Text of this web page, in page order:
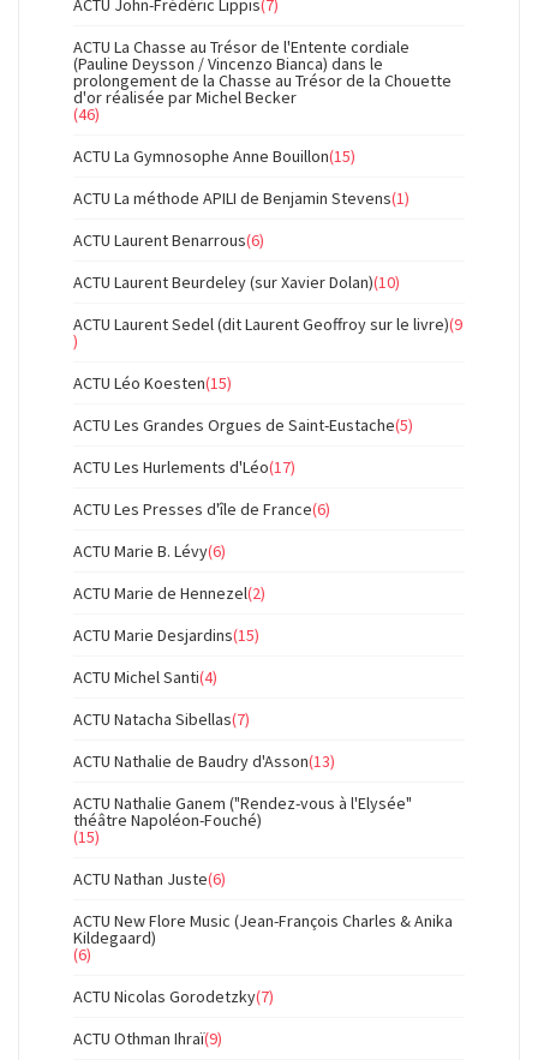
ACTU John-Frédéric Lippis(7)
ACTU La Chasse au Trésor de l'Entente cordiale
(Pauline Deysson / Vincenzo Bianca) dans le
prolongement de la Chasse au Trésor de la Chouette
d'or réalisée par Michel Becker
(46)
ACTU La Gymnosophe Anne Bouillon(15)
ACTU La méthode APILI de Benjamin Stevens(1)
ACTU Laurent Benarrous(6)
ACTU Laurent Beurdeley (sur Xavier Dolan)(10)
ACTU Laurent Sedel (dit Laurent Geoffroy sur le livre)(9
)
ACTU Léo Koesten(15)
ACTU Les Grandes Orgues de Saint-Eustache(5)
ACTU Les Hurlements d'Léo(17)
ACTU Les Presses d'île de France(6)
ACTU Marie B. Lévy(6)
ACTU Marie de Hennezel(2)
ACTU Marie Desjardins(15)
ACTU Michel Santi(4)
ACTU Natacha Sibellas(7)
ACTU Nathalie de Baudry d'Asson(13)
ACTU Nathalie Ganem ("Rendez-vous à l'Elysée"
théâtre Napoléon-Fouché)
(15)
ACTU Nathan Juste(6)
ACTU New Flore Music (Jean-François Charles & Anika
Kildegaard)
(6)
ACTU Nicolas Gorodetzky(7)
ACTU Othman Ihraï(9)